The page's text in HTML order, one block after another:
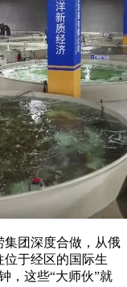
团深度合做，从俄
位于经区的国际生
，这些“大师伙”就